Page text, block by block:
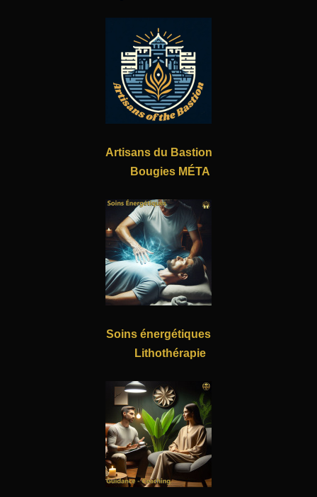
Artisans du Bastion
Bougies MÉTA
Soins énergétiques
Lithothérapie